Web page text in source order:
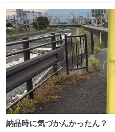
ト
数
数
納品時に気づかんかったん？